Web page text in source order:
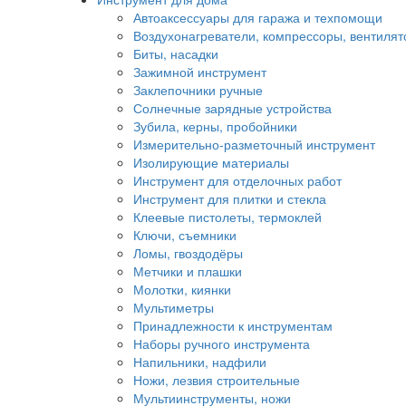
Автоаксессуары для гаража и техпомощи
Воздухонагреватели, компрессоры,
Биты, насадки
Зажимной инструмент
Заклепочники ручные
Солнечные зарядные устройства
Зубила, керны, пробойники
Измерительно-разметочный инструмент
Изолирующие материалы
Инструмент для отделочных работ
Инструмент для плитки и стекла
Клеевые пистолеты, термоклей
Ключи, съемники
Ломы, гвоздодёры
Метчики и плашки
Молотки, киянки
Мультиметры
Принадлежности к инструментам
Наборы ручного инструмента
Напильники, надфили
Ножи, лезвия строительные
Мультиинструменты, ножи